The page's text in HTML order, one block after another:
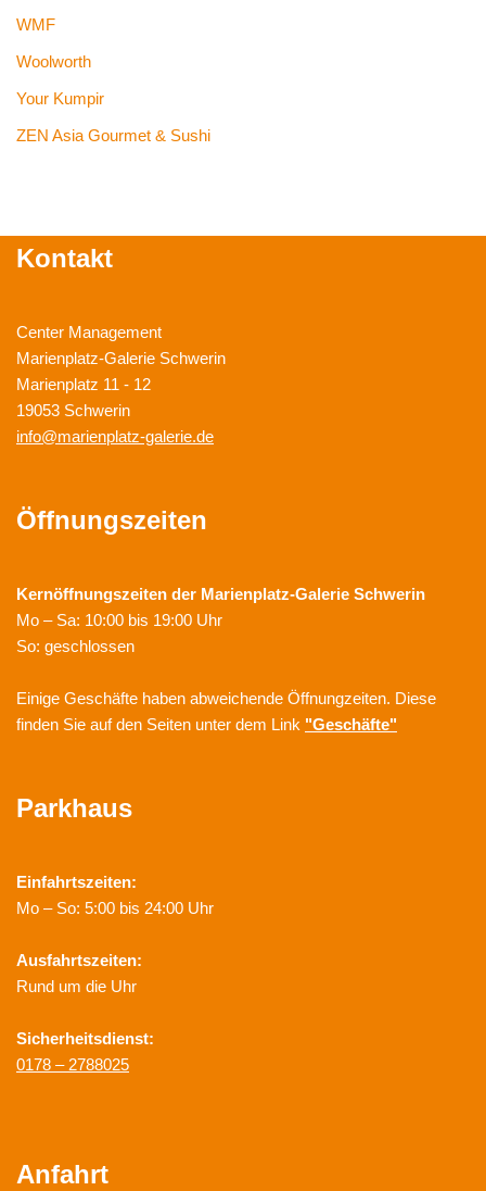
WMF
Woolworth
Your Kumpir
ZEN Asia Gourmet & Sushi
Kontakt
Center Management
Marienplatz-Galerie Schwerin
Marienplatz 11 - 12
19053 Schwerin
info@marienplatz-galerie.de
Öffnungszeiten
Kernöffnungszeiten der Marienplatz-Galerie Schwerin
Mo – Sa: 10:00 bis 19:00 Uhr
So: geschlossen
Einige Geschäfte haben abweichende Öffnungzeiten. Diese
finden Sie auf den Seiten unter dem Link "Geschäfte"
Parkhaus
Einfahrtszeiten:
Mo – So: 5:00 bis 24:00 Uhr
Ausfahrtszeiten:
Rund um die Uhr
Sicherheitsdienst:
0178 – 2788025
Anfahrt